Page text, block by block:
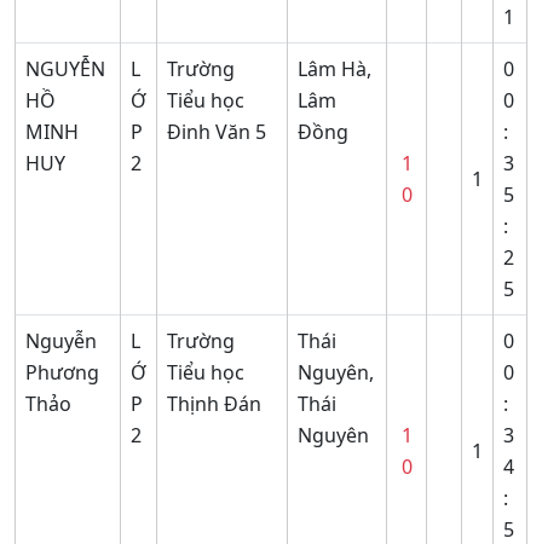
1
NGUYỄN
HỒ
MINH
HUY
L
Ớ
P
2
Trường
Tiểu học
Đinh Văn 5
Lâm Hà,
Lâm
Đồng
1
0
1
0
0
:
3
5
:
2
5
Nguyễn
Phương
Thảo
L
Ớ
P
2
Trường
Tiểu học
Thịnh Đán
Thái
Nguyên,
Thái
Nguyên
1
0
1
0
0
:
3
4
:
5